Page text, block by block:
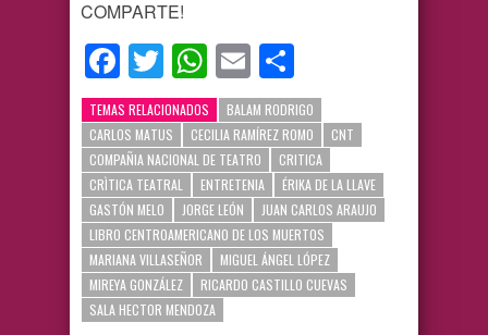
COMPARTE!
Facebook
TwitterWhatsApp
Email
TEMAS RELACIONADOS
BALAM RODRIGO
CARLOS MATUS
CECILIA RAMÍREZ ROMO
CNT
COMPAÑIA NACIONAL DE TEATRO
CRITICA
CRÌTICA TEATRAL
ENTRETENIA
ÉRIKA DE LA LLAVE
GASTÓN MELO
JORGE LEÓN
JUAN CARLOS ARAUJO
LIBRO CENTROAMERICANO DE LOS MUERTOS
MARIANA VILLASEÑOR
MIGUEL ÁNGEL LÓPEZ
MIREYA GONZÁLEZ
RICARDO CASTILLO CUEVAS
SALA HECTOR MENDOZA